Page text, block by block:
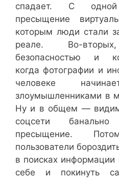
спадает. С
пресыщение
которым люди стали
реале. Во-
безопасностью и
когда фотографии и
человеке
злоумышленниками в
Ну и в общем —
соцсети
пресыщение.
пользователи
в поисках информации
себе и покинуть